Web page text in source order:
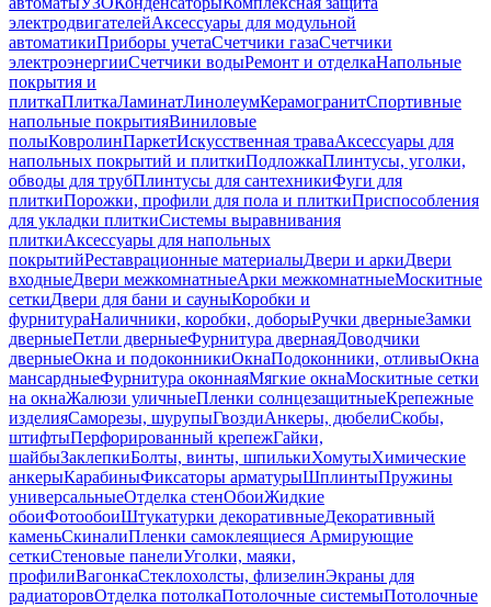
электродвигателейАксессуары для модульной
автоматикиПриборы учетаСчетчики газаСчетчики
электроэнергииСчетчики водыРемонт и отделкаНапольные
покрытия и
плиткаПлиткаЛаминатЛинолеумКерамогранитСпортивные
напольные покрытияВиниловые
полыКовролинПаркетИскусственная траваАксессуары для
напольных покрытий и плиткиПодложкаПлинтусы, уголки,
обводы для трубПлинтусы для сантехникиФуги для
плиткиПорожки, профили для пола и плиткиПриспособления
для укладки плиткиСистемы выравнивания
плиткиАксессуары для напольных
покрытийРеставрационные материалыДвери и аркиДвери
входныеДвери межкомнатныеАрки межкомнатныеМоскитные
сеткиДвери для бани и сауныКоробки и
фурнитураНаличники, коробки, доборыРучки дверныеЗамки
дверныеПетли дверныеФурнитура двернаяДоводчики
дверныеОкна и подоконникиОкнаПодоконники, отливыОкна
мансардныеФурнитура оконнаяМягкие окнаМоскитные сетки
на окнаЖалюзи уличныеПленки солнцезащитныеКрепежные
изделияСаморезы, шурупыГвоздиАнкеры, дюбелиСкобы,
штифтыПерфорированный крепежГайки,
шайбыЗаклепкиБолты, винты, шпилькиХомутыХимические
анкерыКарабиныФиксаторы арматурыШплинтыПружины
универсальныеОтделка стенОбоиЖидкие
обоиФотообоиШтукатурки декоративныеДекоративный
каменьСкиналиПленки самоклеящиеся Армирующие
сеткиСтеновые панелиУголки, маяки,
профилиВагонкаСтеклохолсты, флизелинЭкраны для
радиаторовОтделка потолкаПотолочные системыПотолочные